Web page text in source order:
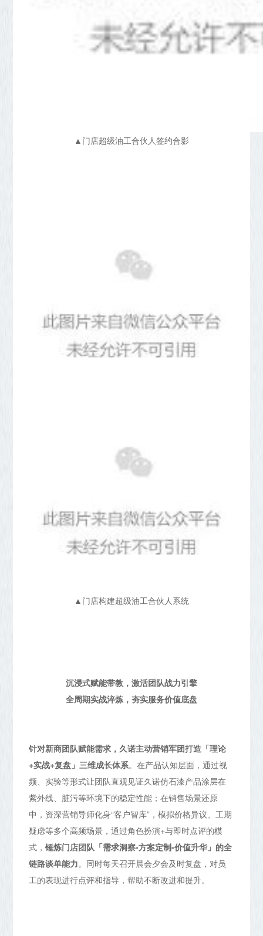
▲门店超级油工合伙人签约合影
▲门店构建超级油工合伙人系统
沉浸式赋能带教，激活团队战力引擎
全周期实战淬炼，夯实服务价值底盘
针对新商团队赋能需求，久诺主动营销军团打造「理论
+实战+复盘」三维成长体系。在产品认知层面，通过视
频、实验等形式让团队直观见证久诺仿石漆产品涂层在
紫外线、脏污等环境下的稳定性能；在销售场景还原
中，资深营销导师化身“客户智库”，模拟价格异议、工期
疑虑等多个高频场景，通过角色扮演+与即时点评的模
式，锤炼门店团队「需求洞察-方案定制-价值升华」的全
链路谈单能力。同时每天召开晨会夕会及时复盘，对员
工的表现进行点评和指导，帮助不断改进和提升。